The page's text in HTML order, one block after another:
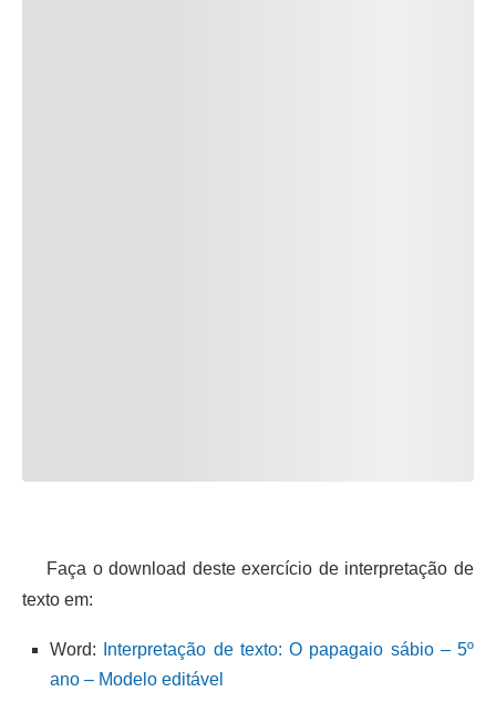
Faça o download deste exercício de interpretação de
texto em:
Word:
Interpretação de texto: O papagaio sábio – 5º
ano – Modelo editável